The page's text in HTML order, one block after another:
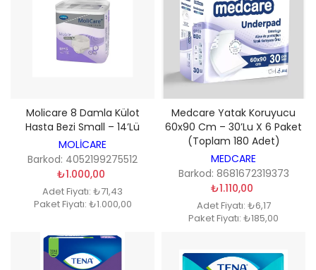
Molicare 8 Damla Külot
Hasta Bezi Small – 14’lü
MOLİCARE
Barkod: 4052199275512
₺1.000,00
Adet Fiyatı: ₺71,43
Paket Fiyatı: ₺1.000,00
Medcare Yatak Koruyucu
60x90 Cm – 30’lu X 6 Paket
(Toplam 180 Adet)
MEDCARE
Barkod: 8681672319373
₺1.110,00
Adet Fiyatı: ₺6,17
Paket Fiyatı: ₺185,00